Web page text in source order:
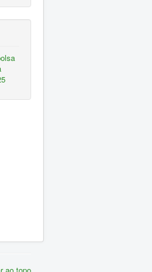
- 16/07/2016